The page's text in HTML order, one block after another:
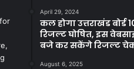
April 29, 2024
कल होगा उत्तराखंड बोर्ड
रिजल्ट घोषित, इस
बजे कर सकेंगे रिजल्ट
August 6, 2025